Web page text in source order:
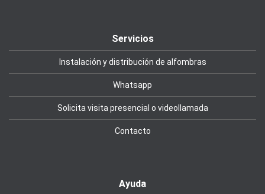
Servicios
Instalación y distribución de alfombras
Whatsapp
Solicita visita presencial o videollamada
Contacto
Ayuda